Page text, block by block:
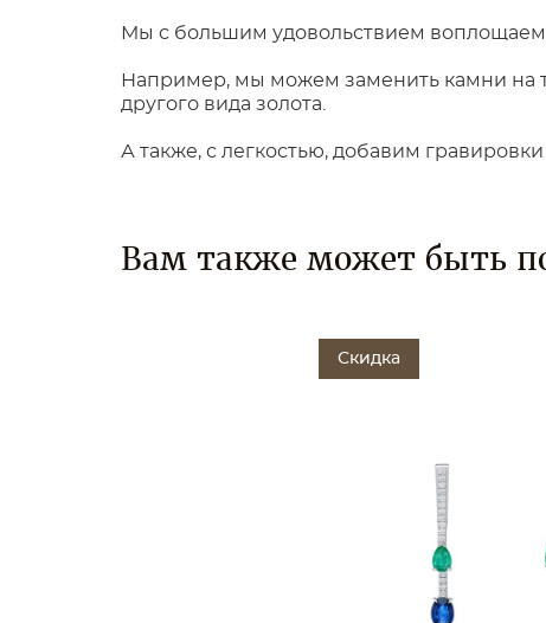
Мы с большим удовольствием воплощаем
Например, мы можем заменить камни на
другого вида золота.
А также, с легкостью, добавим
Вам также может быть
Скидка